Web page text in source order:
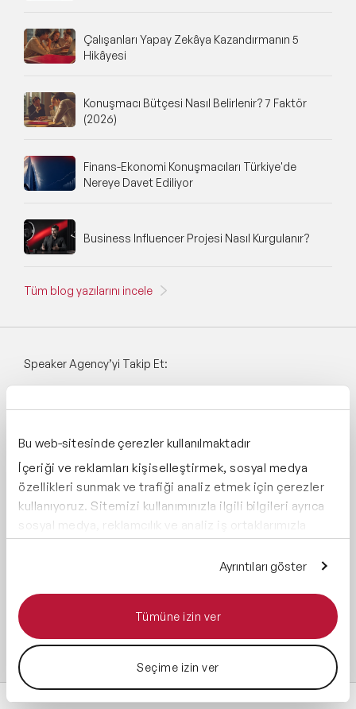
Bu web-sitesinde çerezler kullanılmaktadır
İçeriği ve reklamları kişiselleştirmek, sosyal medya
özellikleri sunmak ve trafiği analiz etmek için çerezler
kullanıyoruz. Sitemizi kullanımınızla ilgili bilgileri ayrıca
sosyal medya, reklamcılık ve analiz iş ortaklarımızla
paylaşabiliriz. İş ortaklarımız, bu bilgileri kendilerine
sağladığınız veya hizmetlerini kullanırken topladıkları
Ayrıntıları göster
Tümüne izin ver
Seçime izin ver
Çalışanları Yapay Zekâya Kazandırmanın 5
Hikâyesi
Konuşmacı Bütçesi Nasıl Belirlenir? 7 Faktör
(2026)
Finans-Ekonomi Konuşmacıları Türkiye'de
Nereye Davet Ediliyor
Business Influencer Projesi Nasıl Kurgulanır?
Tüm blog yazılarını incele
Speaker Agency’yi Takip Et:
Global Üyelikler: